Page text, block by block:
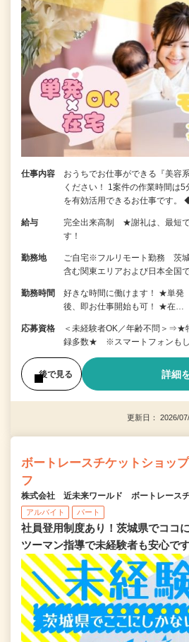
仕事内容
おうちでお仕事ができる『美容
ください！ 1案件の作業時間は
を有効活用できるお仕事です
給与
完全出来高制 ★謝礼は、最短で
す！
勤務地
ご自宅※フルリモート勤務 茨
含む関東エリアおよび日本全国
勤務時間
好きな時間に働けます！ ★単発
後、即お仕事開始も可！ ★在…
応募資格
＜未経験者OK／年齢不問＞⇒★
録多数★ ※スマートフォンもし
後で見る 詳細
更新日： 2026/
ボートレースチケットショッ
フ
株式会社 近未来ワールド ボートレース
アルバイト パート
社員登用制度あり！茨城県でココ
ツーマン指導で未経験者も安心です